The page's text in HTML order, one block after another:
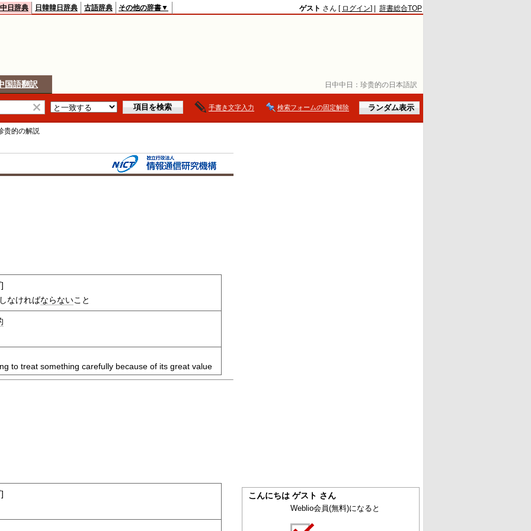
日中中日： 珍贵的の日本語訳
日辞典 日韓韓日辞典 古語辞典 その他の辞書▼ ゲスト さん [ ログイン] | 辞書総合TOP
国語翻訳
手書き文字入力 検索フォームの固定解除
贵的の解説
なければならないこと
to treat something carefully because of its great value
こんにちは ゲスト さん
Weblio会員(無料)になると